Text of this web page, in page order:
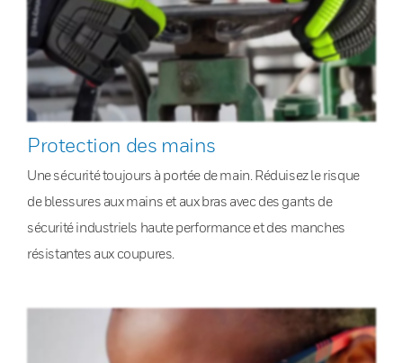
Protection des mains
Une sécurité toujours à portée de main. Réduisez le risque
de blessures aux mains et aux bras avec des gants de
sécurité industriels haute performance et des manches
résistantes aux coupures.